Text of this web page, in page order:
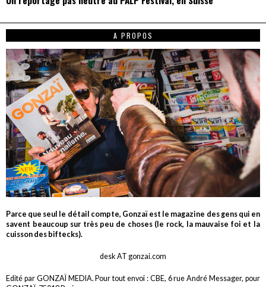
A PROPOS
Parce que seul le détail compte, Gonzaï est le magazine des gens qui en
savent beaucoup sur très peu de choses (le rock, la mauvaise foi et la
cuisson des biftecks).
desk AT gonzai.com
Edité par GONZAÏ MEDIA. Pour tout envoi : CBE, 6 rue André Messager, pour